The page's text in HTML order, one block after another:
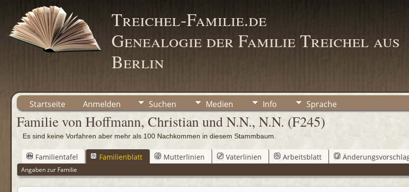
Treichel-Familie.de
Genealogie der Familie Treichel aus
Berlin
Startseite Anmelden Suchen Medien Info Sprache
Familie von Hoffmann, Christian und N.N., N.N. (F245)
Es sind keine Vorfahren aber mehr als 100 Nachkommen in diesem Stammbaum.
Familientafel Familienblatt Mutterlinien Vaterlinien Arbeitsblatt
Angaben zur Familie